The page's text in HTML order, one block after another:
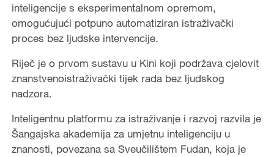
inteligencije s eksperimentalnom opremom,
omogućujući potpuno automatiziran istraživački
proces bez ljudske intervencije.
Riječ je o prvom sustavu u Kini koji podržava cjelovit
znanstvenoistraživački tijek rada bez ljudskog
nadzora.
Inteligentnu platformu za istraživanje i razvoj razvila je
Šangajska akademija za umjetnu inteligenciju u
znanosti, povezana sa Sveučilištem Fudan, koja je